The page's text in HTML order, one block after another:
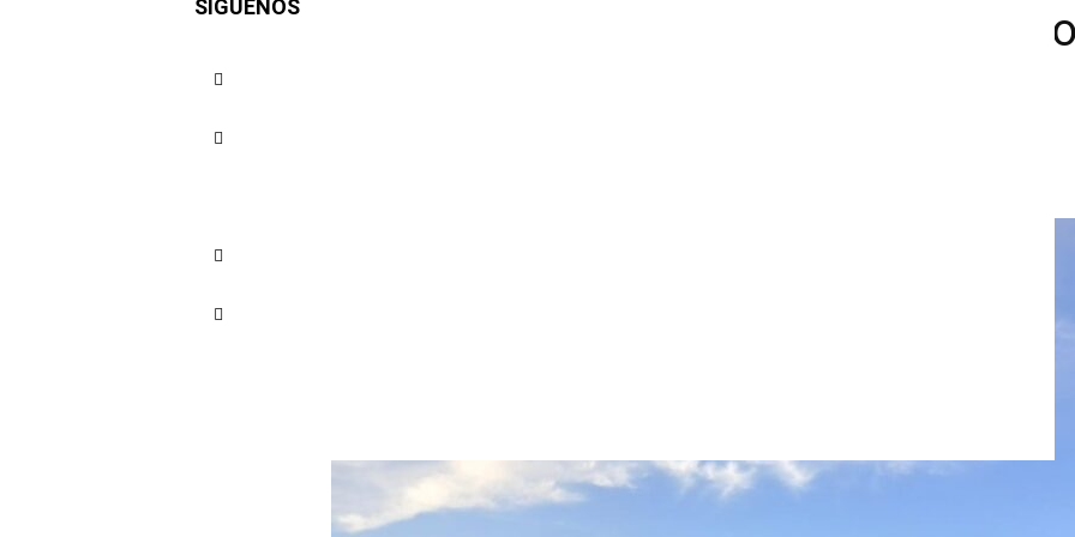
Paz promueve la lectura y el
SÍGUENOS